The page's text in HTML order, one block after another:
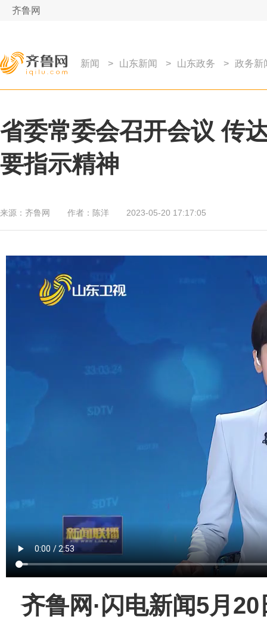
齐鲁网
新闻 > 山东新闻 > 山东政务 > 政务新
省委常委会召开会议 传
要指示精神
来源： 齐鲁网 作者： 陈洋 2023-05-20 17:17:05
齐鲁网 ·闪电新闻5月20